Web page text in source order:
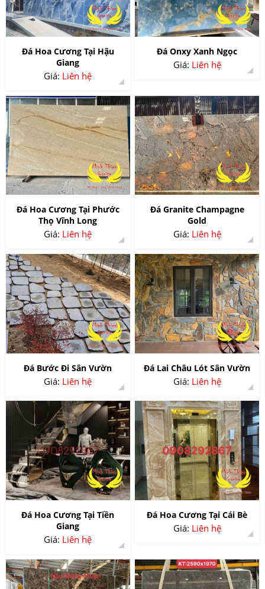
Đá Hoa Cương Tại Hậu
Giang
Giá: Liên hệ
Đá Onxy Xanh Ngọc
Giá: Liên hệ
Đá Hoa Cương Tại Phước
Thọ Vĩnh Long
Giá: Liên hệ
Đá Granite Champagne
Gold
Giá: Liên hệ
Đá Bước Đi Sân Vườn
Giá: Liên hệ
Đá Lai Châu Lót Sân Vườn
Giá: Liên hệ
Đá Hoa Cương Tại Tiền
Giang
Giá: Liên hệ
Đá Hoa Cương Tại Cái Bè
Giá: Liên hệ